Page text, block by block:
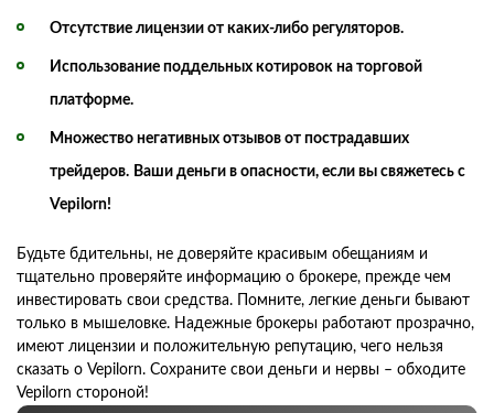
Отсутствие лицензии от каких-либо регуляторов.
Использование поддельных котировок на торговой
платформе.
Множество негативных отзывов от пострадавших
трейдеров. Ваши деньги в опасности, если вы свяжетесь с
Vepilorn!
Будьте бдительны, не доверяйте красивым обещаниям и
тщательно проверяйте информацию о брокере, прежде чем
инвестировать свои средства. Помните, легкие деньги бывают
только в мышеловке. Надежные брокеры работают прозрачно,
имеют лицензии и положительную репутацию, чего нельзя
сказать о Vepilorn. Сохраните свои деньги и нервы – обходите
Vepilorn стороной!